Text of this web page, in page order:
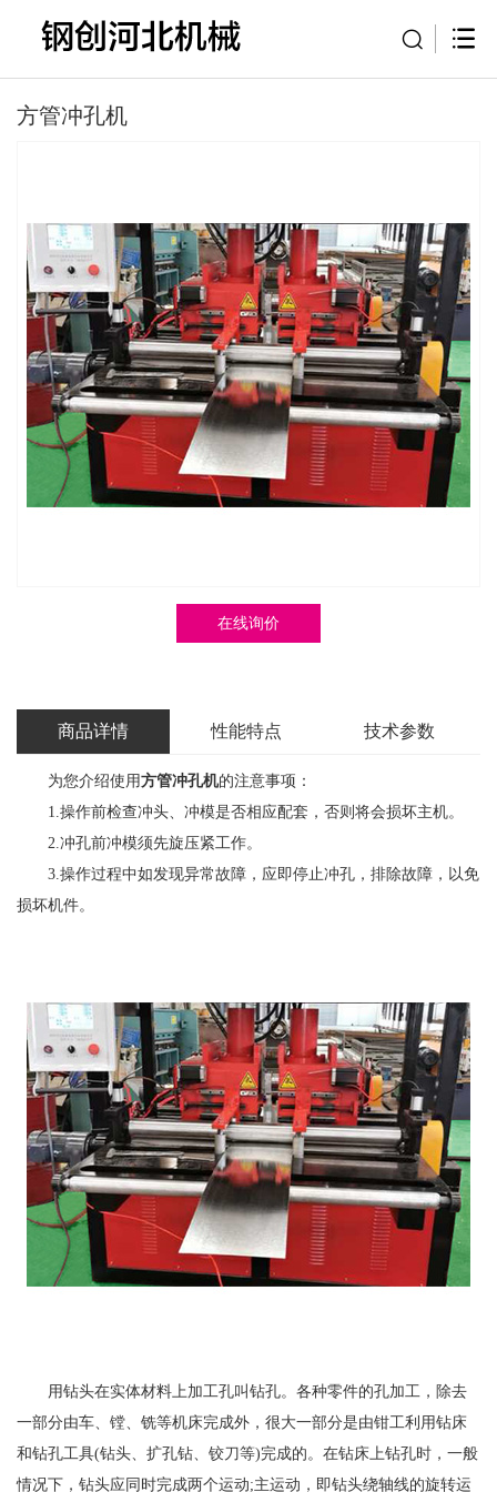
方管冲孔机
在线询价
商品详情 性能特点 技术参数
为您介绍使用方管冲孔机的注意事项：
1.操作前检查冲头、冲模是否相应配套，否则将会损坏主机。
2.冲孔前冲模须先旋压紧工作。
3.操作过程中如发现异常故障，应即停止冲孔，排除故障，以免
损坏机件。
用钻头在实体材料上加工孔叫钻孔。各种零件的孔加工，除去
一部分由车、镗、铣等机床完成外，很大一部分是由钳工利用钻床
和钻孔工具(钻头、扩孔钻、铰刀等)完成的。在钻床上钻孔时，一般
情况下，钻头应同时完成两个运动;主运动，即钻头绕轴线的旋转运